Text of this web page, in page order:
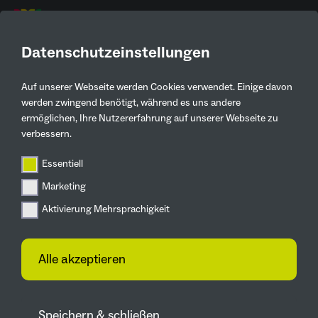
Datenschutzeinstellungen
Auf unserer Webseite werden Cookies verwendet. Einige davon
werden zwingend benötigt, während es uns andere
ermöglichen, Ihre Nutzererfahrung auf unserer Webseite zu
verbessern.
Essentiell
Marketing
Aktivierung Mehrsprachigkeit
Alle akzeptieren
Aktuelles
Zurück
Zukunftsgärten
Zukunftsgarten
„Kanalblick“
fertiggestellt